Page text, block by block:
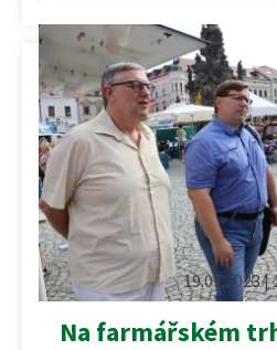
19.07.2023 |
Na farmářském